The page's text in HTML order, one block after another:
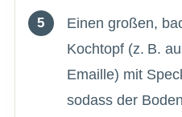
Einen großen,
Kochtopf (z. B.
Emaille) mit
sodass der